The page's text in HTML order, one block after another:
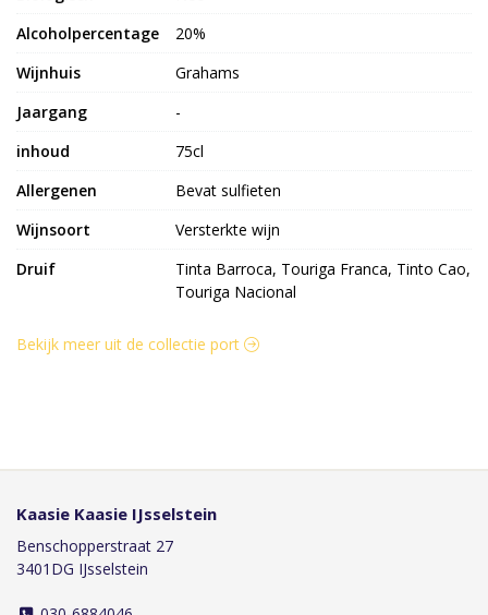
Alcoholpercentage
20%
Wijnhuis
Grahams
Jaargang
-
inhoud
75cl
Allergenen
Bevat sulfieten
Wijnsoort
Versterkte wijn
Druif
Tinta Barroca, Touriga Franca, Tinto Cao,
Touriga Nacional
Bekijk meer uit de collectie port
Kaasie Kaasie IJsselstein
Benschopperstraat 27
3401DG IJsselstein